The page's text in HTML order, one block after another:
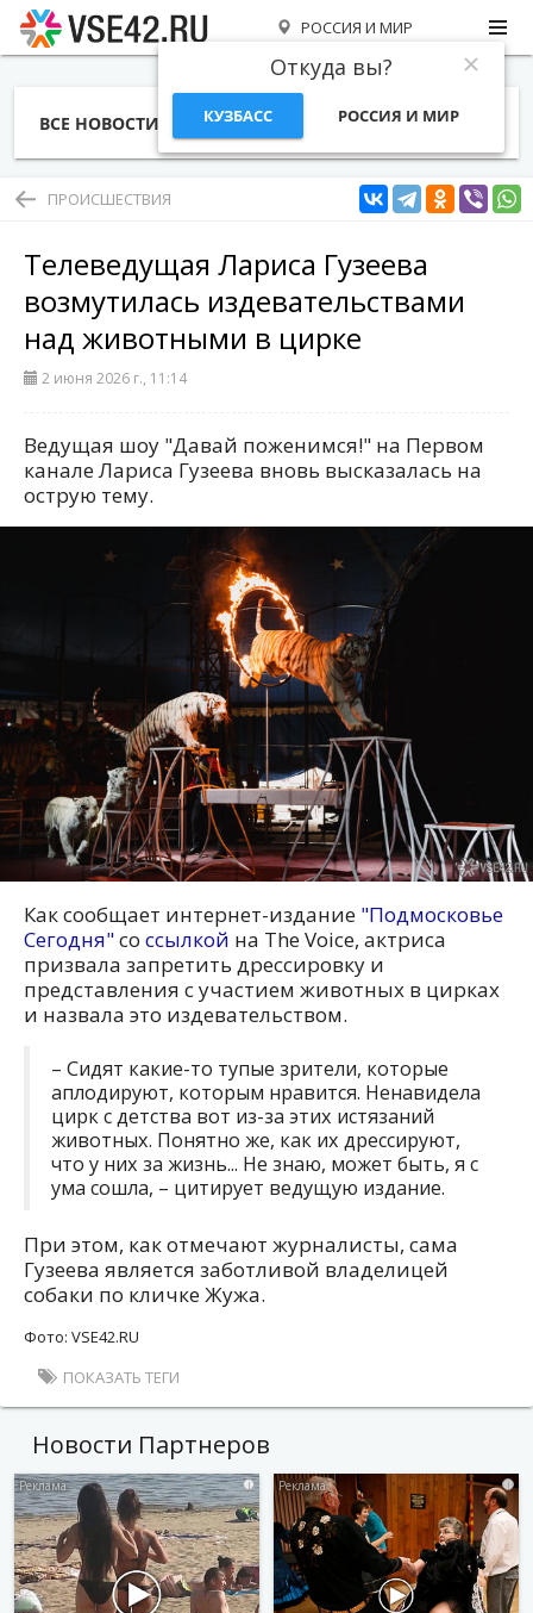
РОССИЯ И МИР
Откуда вы?
КУЗБАСС РОССИЯ И МИР
ВСЕ НОВОСТИ СТАТЬИ ТЕМЫ ФОТО
ПРОИСШЕСТВИЯ
Телеведущая Лариса Гузеева
возмутилась издевательствами
над животными в цирке
2 июня 2026 г., 11:14
Ведущая шоу "Давай поженимся!" на Первом
канале Лариса Гузеева вновь высказалась на
острую тему.
Как сообщает интернет-издание "Подмосковье
Сегодня"со ссылкой на The Voice, актриса
призвала запретить дрессировку и
представления с участием животных в цирках
и назвала это издевательством.
– Сидят какие-то тупые зрители, которые
аплодируют, которым нравится. Ненавидела
цирк с детства вот из-за этих истязаний
животных. Понятно же, как их дрессируют,
что у них за жизнь... Не знаю, может быть, я с
ума сошла, – цитирует ведущую издание.
При этом, как отмечают журналисты, сама
Гузеева является заботливой владелицей
собаки по кличке Жужа.
Фото: VSE42.RU
ПОКАЗАТЬ ТЕГИ
Новости Партнеров
i i